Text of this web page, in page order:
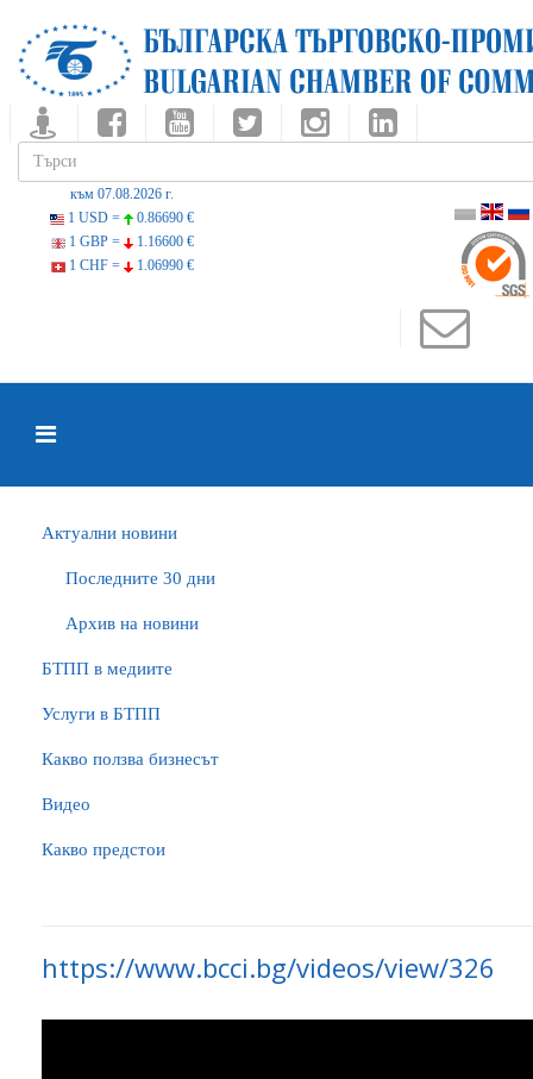
към 07.08.2026 г.
1 USD =
0.86690 €
1 GBP =
1.16600 €
1 CHF =
1.06990 €
Актуални новини
Последните 30 дни
Архив на новини
БTПП в медиите
Услуги в БТПП
Какво ползва бизнесът
Видео
Какво предстои
https://www.bcci.bg/videos/view/326